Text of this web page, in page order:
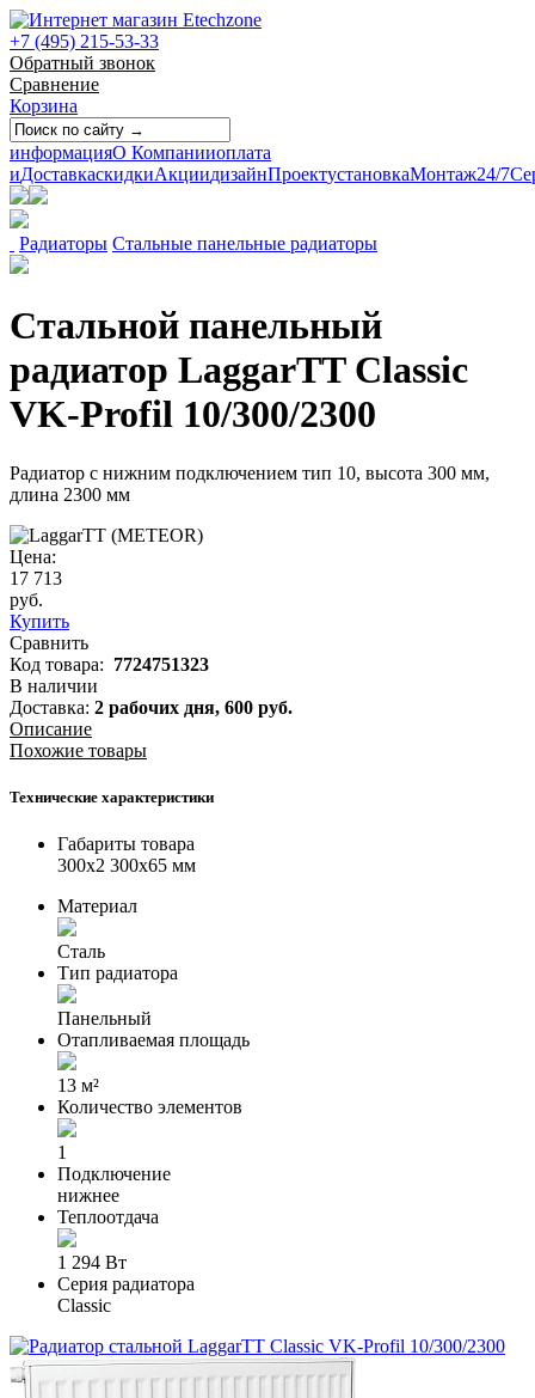
+7 (495) 215-53-33
Обратный звонок
Сравнение
Корзина
информацияО Компанииоплата
иДоставкаскидкиАкциидизайнПроектустановкаМонтаж24/7
Радиаторы Стальные панельные радиаторы
Стальной панельный
радиатор LaggarTT Classic
VK-Profil 10/300/2300
Радиатор с нижним подключением тип 10, высота 300 мм,
длина 2300 мм
Цена:
17 713
руб.
Купить
Сравнить
Код товара: 7724751323
В наличии
Доставка: 2 рабочих дня, 600 руб.
Описание
Похожие товары
Технические характеристики
Габариты товара
300x2 300x65 мм
Материал
Сталь
Тип радиатора
Панельный
Отапливаемая площадь
13 м²
Количество элементов
1
Подключение
нижнее
Теплоотдача
1 294 Вт
Серия радиатора
Classic